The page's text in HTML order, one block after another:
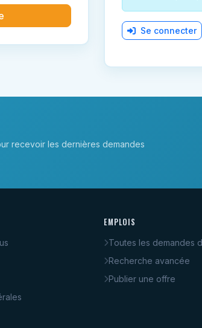
Se connecter
recevoir les dernières demandes
EMPLOIS
Toutes les demandes
Recherche avancée
Publier une offre